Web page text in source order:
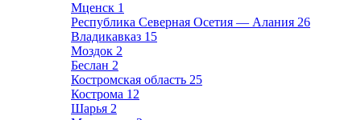
Мценск 1
Республика Северная Осетия — Алания 26
Владикавказ 15
Моздок 2
Беслан 2
Костромская область 25
Кострома 12
Шарья 2